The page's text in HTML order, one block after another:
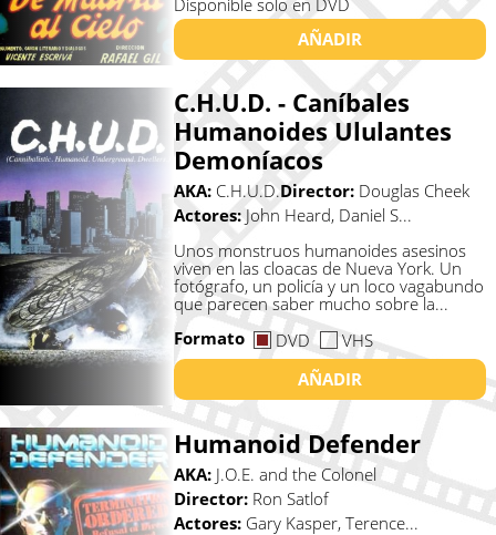
AÑADIR
C.H.U.D. - Caníbales
Humanoides Ululantes
Demoníacos
AKA: C.H.U.D.Director: Douglas Cheek
Actores:John Heard, Daniel S...
Unos monstruos humanoides asesinos
viven en las cloacas de Nueva York. Un
fotógrafo, un policía y un loco vagabundo
que parecen saber mucho sobre la...
Formato
DVD
VHS
AÑADIR
Humanoid Defender
AKA: J.O.E. and the Colonel
Director: Ron Satlof
Actores: Gary Kasper, Terence...